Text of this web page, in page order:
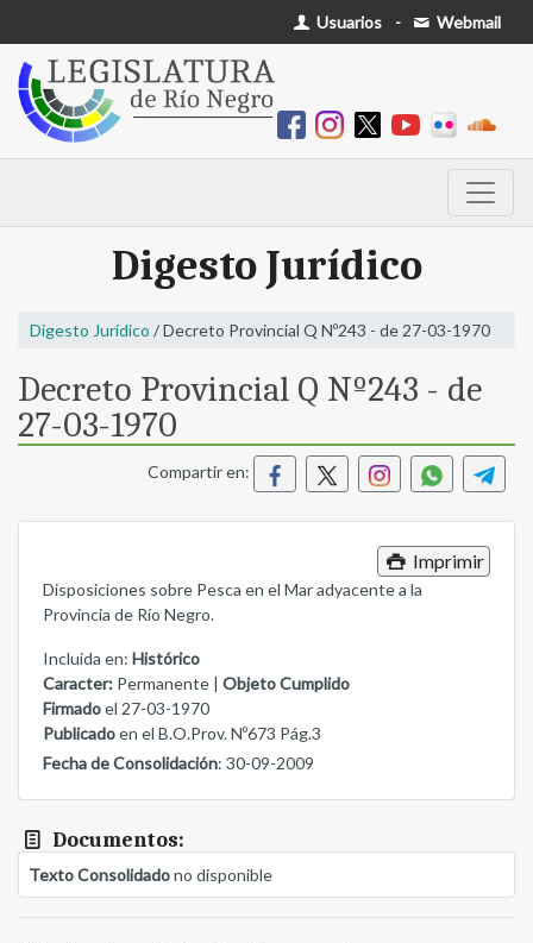
Usuarios - Webmail
Digesto Jurídico
Digesto Jurídico / Decreto Provincial Q Nº243 - de 27-03-1970
Decreto Provincial Q Nº243 - de
27-03-1970
Compartir en:
Imprimir
Disposiciones sobre Pesca en el Mar adyacente a la
Provincia de Río Negro.
Incluida en: Histórico
Caracter: Permanente | Objeto Cumplido
Firmadoel 27-03-1970
Publicadoen el B.O.Prov. Nº673 Pág.3
Fecha de Consolidación: 30-09-2009
Documentos:
Texto Consolidadono disponible